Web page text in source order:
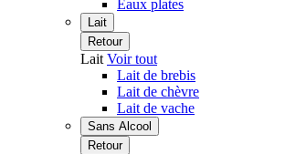
Eaux plates
Lait
Retour
Lait Voir tout
Lait de brebis
Lait de chèvre
Lait de vache
Sans Alcool
Retour